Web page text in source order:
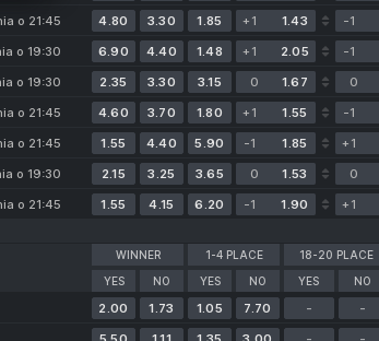
o 21:45 4.80 3.30 1.85 +1 1.43 -1
o 19:30 6.90 4.40 1.48 +1 2.05 -1
o 19:30 2.35 3.30 3.15 0 1.67 0
o 21:45 4.60 3.70 1.80 +1 1.55 -1
o 21:45 1.55 4.40 5.90 -1 1.85 +1
o 19:30 2.15 3.25 3.65 0 1.53 0
o 21:45 1.55 4.15 6.20 -1 1.90 +1
WINNER
YES
NO
1-4 PLACE
YES
NO
18-20 PLACE
YES
NO
2.00 1.73 1.05 7.70 -
-